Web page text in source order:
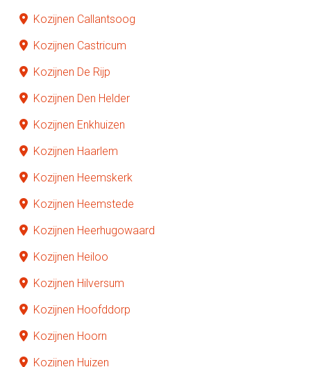
Kozijnen Callantsoog
Kozijnen Castricum
Kozijnen De Rijp
Kozijnen Den Helder
Kozijnen Enkhuizen
Kozijnen Haarlem
Kozijnen Heemskerk
Kozijnen Heemstede
Kozijnen Heerhugowaard
Kozijnen Heiloo
Kozijnen Hilversum
Kozijnen Hoofddorp
Kozijnen Hoorn
Kozijnen Huizen